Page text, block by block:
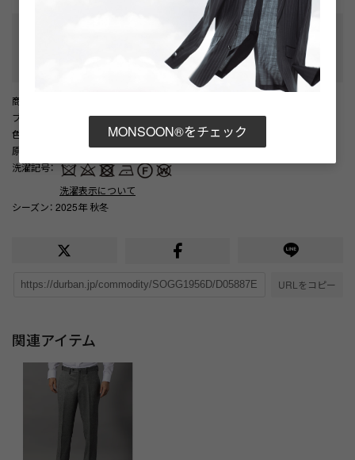
サイドベンツ
商品番号
ブランド商品番号 ： 1105404025 92
色
原産国
洗濯記号：
洗濯表示について
シーズン： 2025年 秋冬
URLをコピー
関連アイテム
MONSOON®をチェック